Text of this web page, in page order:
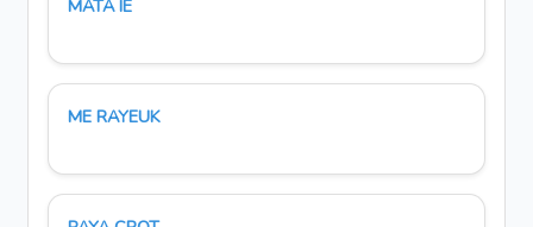
MATA IE
ME RAYEUK